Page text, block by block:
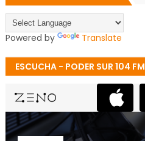
Powered by Translate
ESCUCHA - PODER SUR 104 FM